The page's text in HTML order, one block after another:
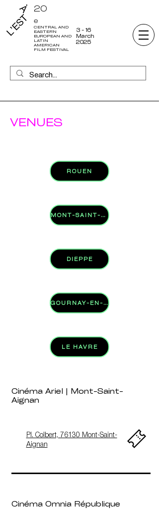
CENTRAL AND
EASTERN
EUROPEAN AND
LATIN
AMERICAN
FILM FESTIVAL
20
e
3 - 16
March
2025
VENUES
ROUEN
MONT-SAINT-AIGNAN
DIEPPE
GOURNAY-EN-BRAY
LE HAVRE
Cinéma Ariel | Mont-Saint-
Aignan
Pl. Colbert, 76130 Mont-Saint-
Aignan
​Cinéma Omnia République